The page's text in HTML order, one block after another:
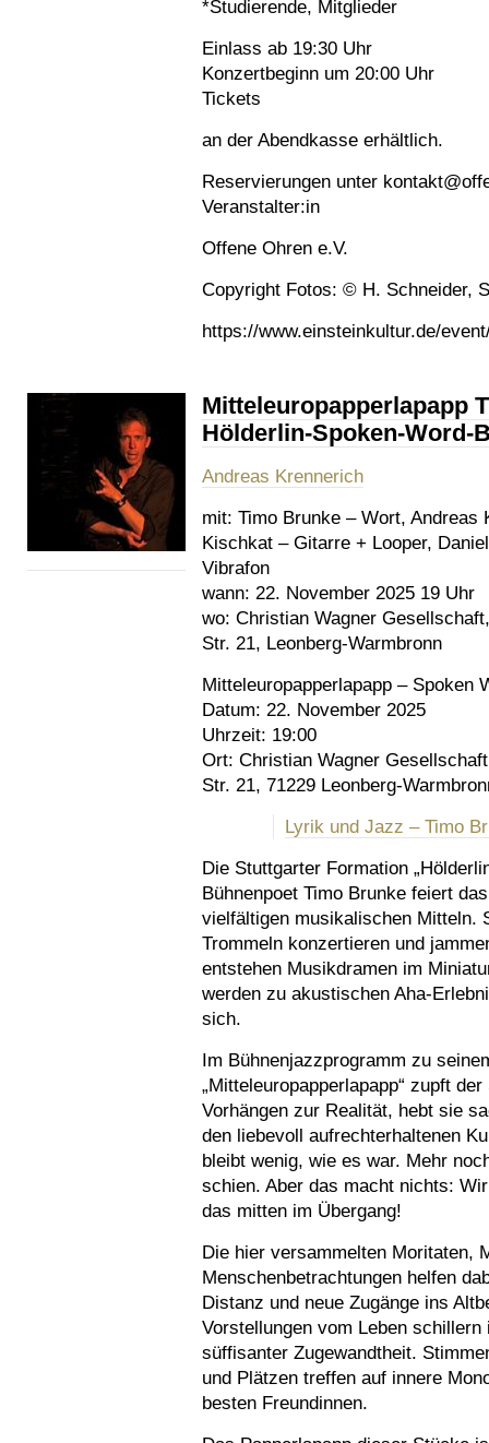
*Studierende, Mitglieder
Einlass ab 19:30 Uhr
Konzertbeginn um 20:00 Uhr
Tickets
an der Abendkasse erhältlich.
Reservierungen unter
Veranstalter:in
Offene Ohren e.V.
Copyright Fotos: © H. Schneider,
https://www.einsteinkultur.de/
Mitteleuropapperlapapp
Hölderlin-Spoken-Word-
Andreas Krennerich
mit: Timo Brunke – Wort, Andreas
Kischkat – Gitarre + Looper,
Vibrafon
wann: 22. November 2025 19 Uhr
wo: Christian Wagner
Str. 21, Leonberg-Warmbronn
Mitteleuropapperlapapp – Spoken
Datum: 22. November 2025
Uhrzeit: 19:00
Ort: Christian Wagner
Str. 21, 71229 Leonberg-
Lyrik und Jazz – Timo
Die Stuttgarter Formation
Bühnenpoet Timo Brunke feiert
vielfältigen musikalischen Mitteln.
Trommeln konzertieren und
entstehen Musikdramen im
werden zu akustischen Aha-
sich.
Im Bühnenjazzprogramm zu
„Mitteleuropapperlapapp“ zupft
Vorhängen zur Realität, hebt sie
den liebevoll aufrechterhaltenen
bleibt wenig, wie es war. Mehr
schien. Aber das macht nichts:
das mitten im Übergang!
Die hier versammelten Moritaten,
Menschenbetrachtungen helfen
Distanz und neue Zugänge ins
Vorstellungen vom Leben
süffisanter Zugewandtheit.
und Plätzen treffen auf innere
besten Freundinnen.